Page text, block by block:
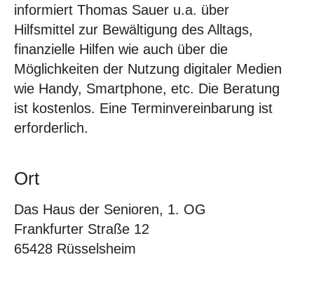
informiert Thomas Sauer u.a. über
Hilfsmittel zur Bewältigung des Alltags,
finanzielle Hilfen wie auch über die
Möglichkeiten der Nutzung digitaler Medien
wie Handy, Smartphone, etc. Die Beratung
ist kostenlos. Eine Terminvereinbarung ist
erforderlich.
Ort
Das Haus der Senioren, 1. OG
Frankfurter Straße 12
65428 Rüsselsheim